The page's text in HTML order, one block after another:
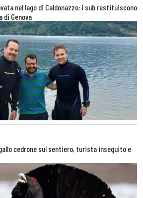
nel lago di Caldonazzo: i sub restituiscono
di Genova
cedrone sul sentiero, turista inseguito e